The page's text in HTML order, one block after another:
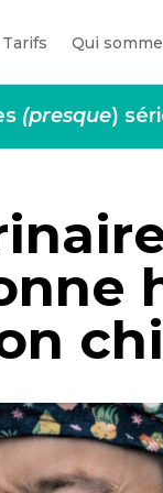
Tarifs Qui
Tarifs Qui
(presque)